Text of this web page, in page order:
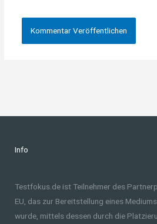
Info
Testfokus.de ist Teilnehmer des
EU, das zur Bereitstellung eines
wurde, mittels dessen durch die